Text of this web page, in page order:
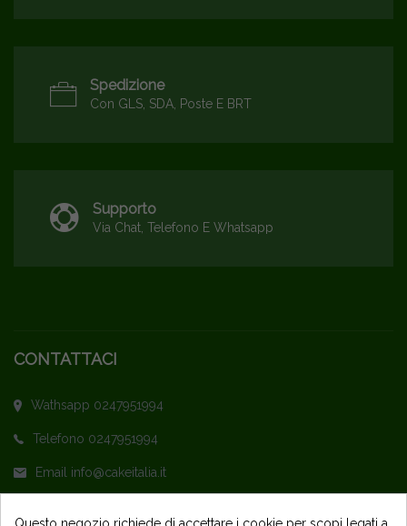
Spedizione
Con GLS, SDA, Poste E BRT
Supporto
Via Chat, Telefono E Whatsapp
CONTATTACI
Wathsapp 0247951994
Telefono 0247951994
Email info@cakeitalia.it